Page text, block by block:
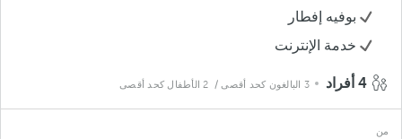
بوفيه إفطار
خدمة الإنترنت
3 البالغون كحد أقصى / 2 الأطفال كحد أقصى
من